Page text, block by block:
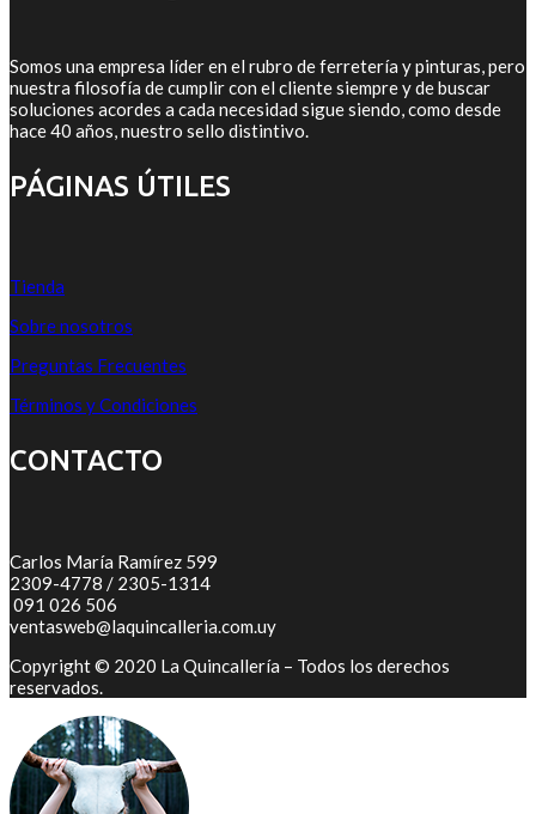
Somos una empresa líder en el rubro de ferretería y pinturas, pero
nuestra filosofía de cumplir con el cliente siempre y de buscar
soluciones acordes a cada necesidad sigue siendo, como desde
hace 40 años, nuestro sello distintivo.
PÁGINAS ÚTILES
Tienda
Sobre nosotros
Preguntas Frecuentes
Términos y Condiciones
CONTACTO
Carlos María Ramírez 599
2309-4778 / 2305-1314
091 026 506
ventasweb@laquincalleria.com.uy
Copyright © 2020 La Quincallería – Todos los derechos
reservados.